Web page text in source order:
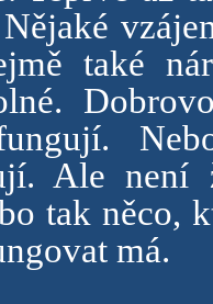
také
Ale není
tak něco,
má.